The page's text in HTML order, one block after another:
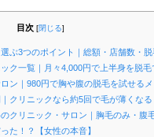
目次 [閉じる]
ぶ3つのポイント｜総額・店舗数・
ク一覧｜月々4,000円で上半身を脱
ン｜980円で胸や腹の脱毛を試せる
クリニックなら約5回で毛が薄くなる
クリニック・サロン｜胸毛のみ・腹
た！？【女性の本音】